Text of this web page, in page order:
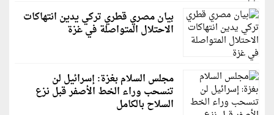
بيان مصري قطري تركي يدين انتهاكات
الاحتلال المتواصلة في غزة
مجلس السلام بغزة: إسرائيل لن
تنسحب وراء الخط الأصفر قبل نزع
السلاح بالكامل